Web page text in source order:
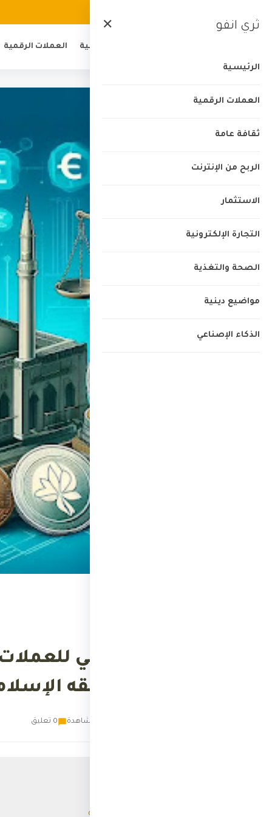
الرئيسية العملات الرقمية
الحكم الشرعي
وتوصيات الفقه
0 تعليق
تعريف العملات الرقمية
ثري انفو ✕
الرئيسية
العملات الرقمية
ثقافة عامة
الربح من الإنترنت
الاستثمار
التجارة الإلكترونية
الصحة والتغذية
مواضيع دينية
الذكاء الإصناعي